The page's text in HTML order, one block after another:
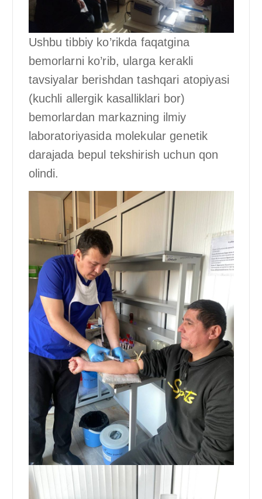
Ushbu tibbiy ko’rikda faqatgina
bemorlarni ko’rib, ularga kerakli
tavsiyalar berishdan tashqari atopiyasi
(kuchli allergik kasalliklari bor)
bemorlardan markazning ilmiy
laboratoriyasida molekular genetik
darajada bepul tekshirish uchun qon
olindi.